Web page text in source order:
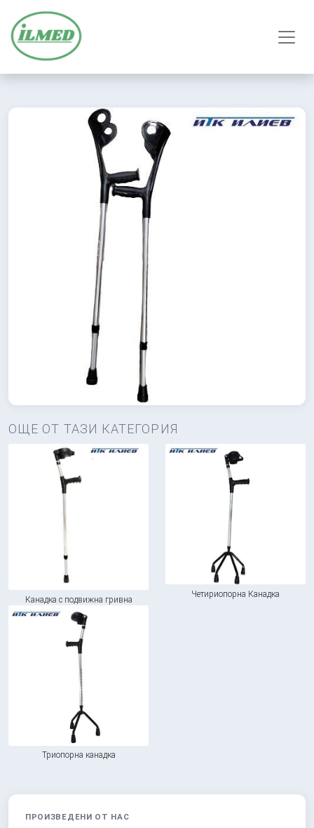
ОЩЕ ОТ ТАЗИ КАТЕГОРИЯ
Канадка с подвижна гривна
Четириопорна Канадка
Триопорна канадка
ПРОИЗВЕДЕНИ ОТ НАС